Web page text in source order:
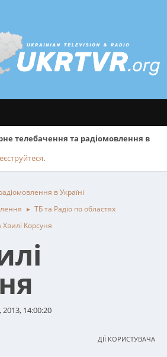
телебачення та радіомовлення в
.
в Україні
► ТБ та Радіо по областях
Хвилі Корсуня
14:00:20
ДІЇ КОРИСТУВАЧА